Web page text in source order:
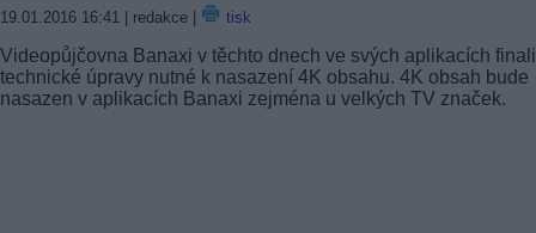
19.01.2016 16:41 | redakce | tisk
Videopůjčovna Banaxi v těchto dnech ve svých aplikacích
technické úpravy nutné k nasazení 4K obsahu. 4K obsah bude
nasazen v aplikacích Banaxi zejména u velkých TV značek.